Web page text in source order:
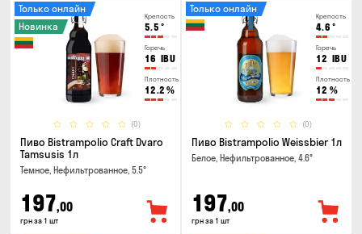
Крепость
5.5 °
Горечь
16 IBU
Плотность
12.2 %
(0)
Только онлайн
Новинка
Пиво Bistrampolio Craft Dvaro
Tamsusis 1л
Темное, Нефильтрованное, 5.5°
197,00
грн за 1 шт
Крепость
4.6 °
Горечь
12 IBU
Плотность
12 %
(0)
Только онлайн
Пиво Bistrampolio Weissbier 1л
Белое, Нефильтрованное, 4.6°
197,00
грн за 1 шт